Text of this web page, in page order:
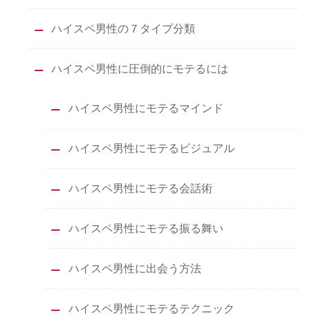
ハイスペ男性の７タイプ分類
ハイスペ男性に圧倒的にモテるには
ハイスペ男性にモテるマインド
ハイスペ男性にモテるビジュアル
ハイスペ男性にモテる会話術
ハイスペ男性にモテる振る舞い
ハイスペ男性に出会う方法
ハイスペ男性にモテるテクニック